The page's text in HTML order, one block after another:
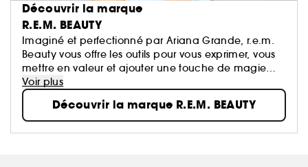
Découvrir la marque
R.E.M. BEAUTY
Imaginé et perfectionné par Ariana Grande, r.e.m.
Beauty vous offre les outils pour vous exprimer, vous
mettre en valeur et ajouter une touche de magie
chaque jour — pour rêver les yeux grands ouverts.
Découvrez le maquillage de demain : des teintes
futuristes, des produits polyvalents, des formules
hybrides enrichies en soins de la peau, des
Voir plus
Découvrir la marque R.E.M. BEAUTY